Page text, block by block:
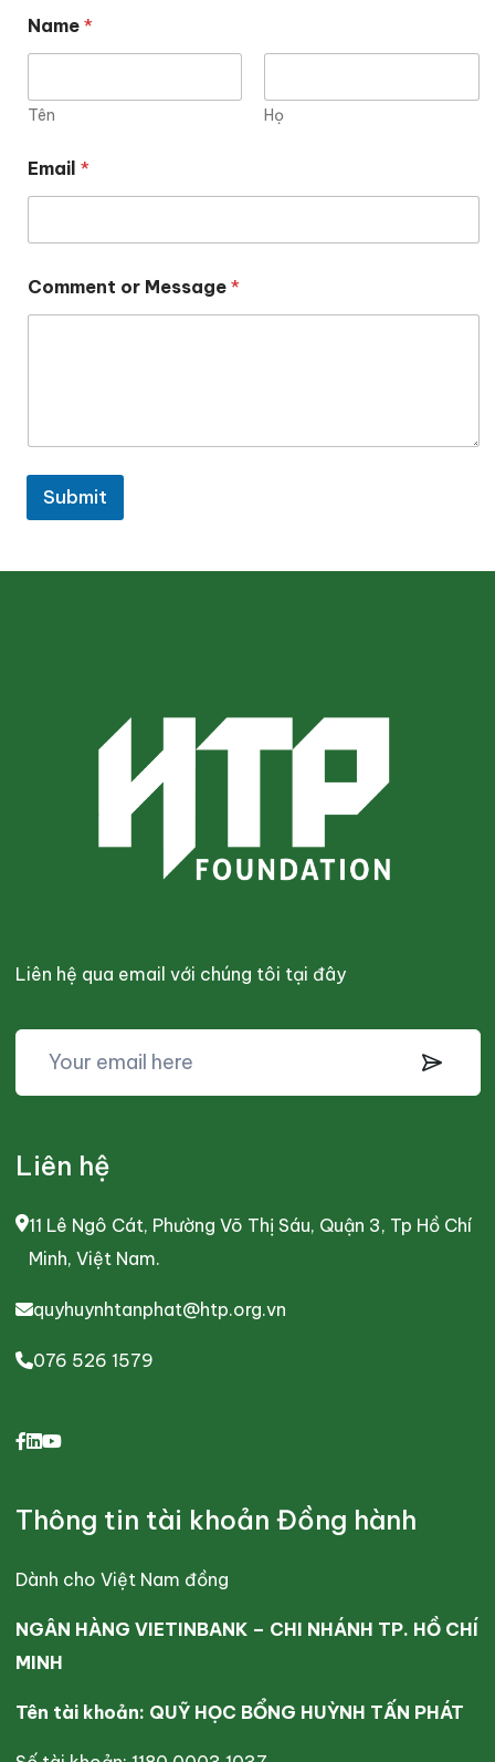
Name *
Tên Họ
Email *
Comment or Message *
Submit
Liên hệ qua email với chúng tôi tại đây
Liên hệ
11 Lê Ngô Cát, Phường Võ Thị Sáu, Quận 3, Tp Hồ Chí
Minh, Việt Nam.
quyhuynhtanphat@htp.org.vn
076 526 1579
Thông tin tài khoản Đồng hành
Dành cho Việt Nam đồng
NGÂN HÀNG VIETINBANK – CHI NHÁNH TP. HỒ CHÍ
MINH
Tên tài khoản: QUỸ HỌC BỔNG HUỲNH TẤN PHÁT